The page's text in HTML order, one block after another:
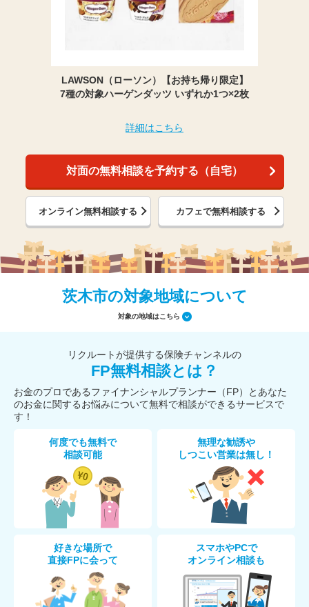
LAWSON（ローソン）【お持ち帰り限定】
7種の対象ハーゲンダッツ いずれか1つ×2枚
詳細はこちら
対面の無料相談を予約する（自宅）
オンライン無料相談する カフェで無料相談する
茨木市の対象地域について
対象の地域はこちら
リクルートが提供する保険チャンネルの
FP無料相談とは？
お金のプロであるファイナンシャルプランナー（FP）とあなた
のお金に関するお悩みについて無料で相談ができるサービスで
す！
何度でも無料で
相談可能
無理な勧誘や
しつこい営業は無し！
好きな場所で
直接FPに会って
スマホやPCで
オンライン相談も